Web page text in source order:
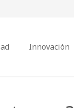
Innovación